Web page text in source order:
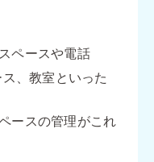
ペースや電話
、教室といった
ースの管理がこれ